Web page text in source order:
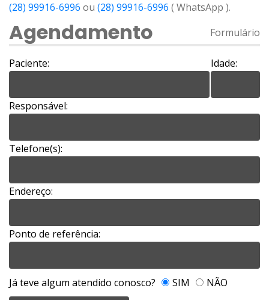
(28) 99916-6996 ou (28) 99916-6996 ( WhatsApp ).
Agendamento Formulário
Paciente: Idade:
Responsável:
Telefone(s):
Endereço:
Ponto de referência:
Já teve algum atendido conosco? SIM NÃO